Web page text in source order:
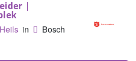
|
in
Bosch